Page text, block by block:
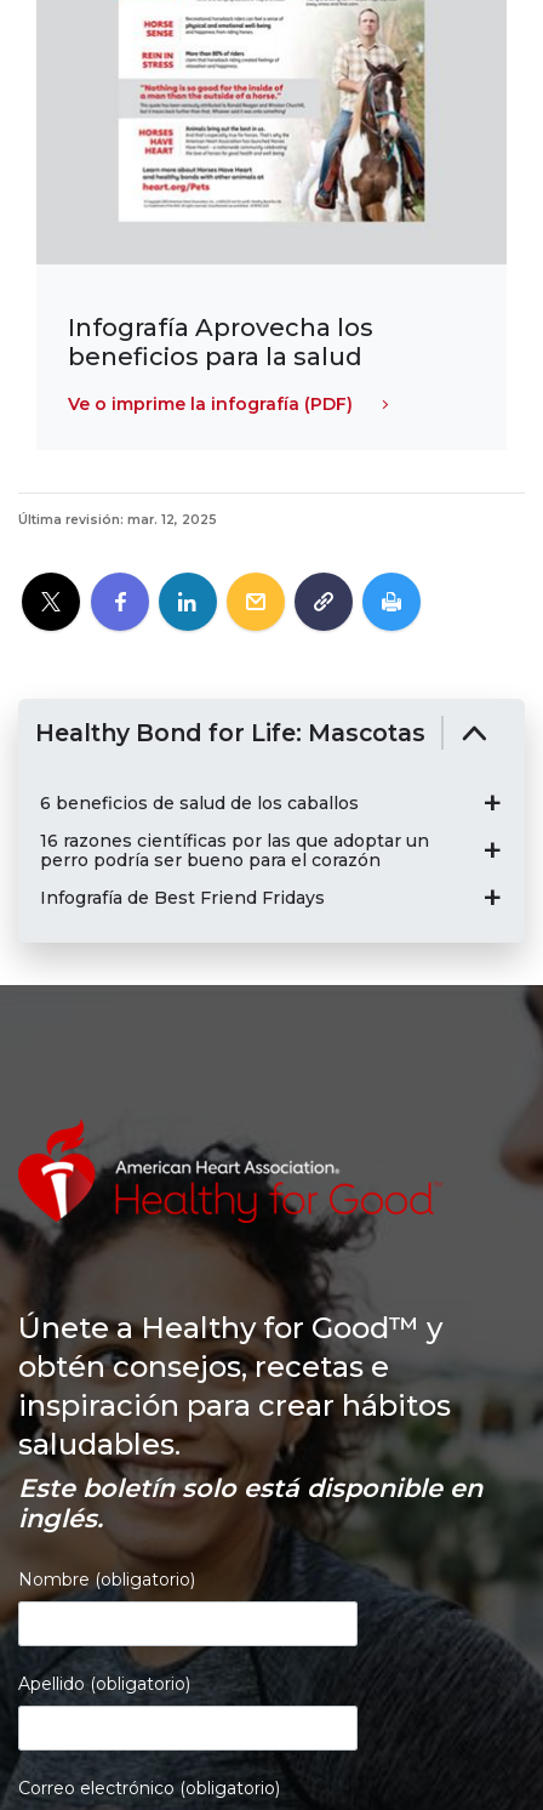
Infografía Aprovecha los
beneficios para la salud
Ve o imprime la infografía (PDF)
Última revisión: mar. 12, 2025
Healthy Bond for Life: Mascotas
6 beneficios de salud de los caballos
16 razones científicas por las que adoptar un
perro podría ser bueno para el corazón
Infografía de Best Friend Fridays
Únete a Healthy for Good™ y
obtén consejos, recetas e
inspiración para crear hábitos
saludables.
Este boletín solo está disponible en
inglés.
Nombre (obligatorio)
Apellido (obligatorio)
Correo electrónico (obligatorio)